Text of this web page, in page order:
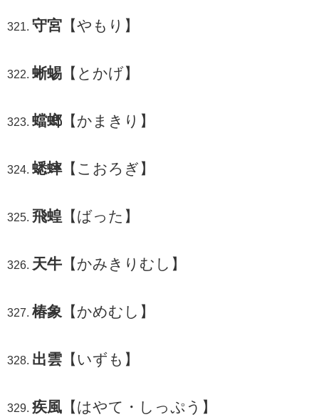
守宮 【やもり】
蜥蜴 【とかげ】
蟷螂 【かまきり】
蟋蟀【こおろぎ】
飛蝗 【ばった】
天牛 【かみきりむし】
椿象 【かめむし】
出雲 【いずも】
疾風 【はやて・しっぷう】